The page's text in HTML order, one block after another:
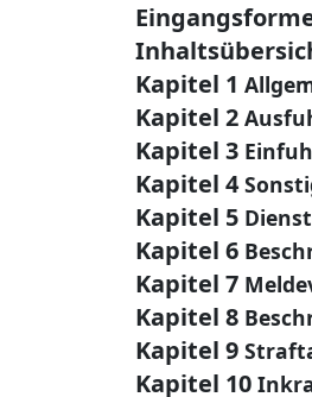
Kapitel 1
Kapitel 2
Kapitel 3
Kapitel 4
Kapitel 5
Kapitel 6
Kapitel 7
Kapitel 8
Kapitel 9
Kapitel 10